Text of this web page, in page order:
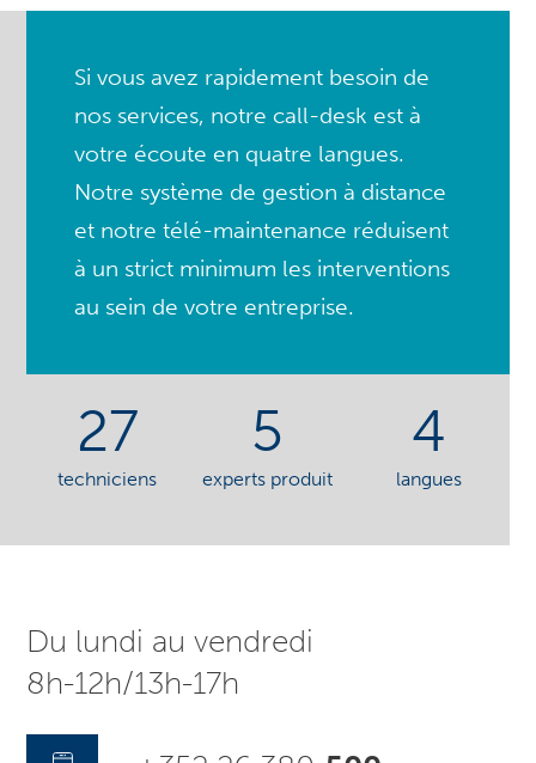
Si vous avez rapidement besoin de
nos services, notre call-desk est à
votre écoute en quatre langues.
Notre système de gestion à distance
et notre télé-maintenance réduisent
à un strict minimum les interventions
au sein de votre entreprise.
27
techniciens
5
experts produit
4
langues
Du lundi au vendredi
8h-12h/13h-17h